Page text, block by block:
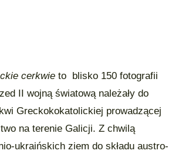
cerkwie to blisko 150 fotografii
II wojną światową należały do
Greckokokatolickiej prowadzącej
na terenie Galicji. Z chwilą
ukraińskich ziem do składu austro-